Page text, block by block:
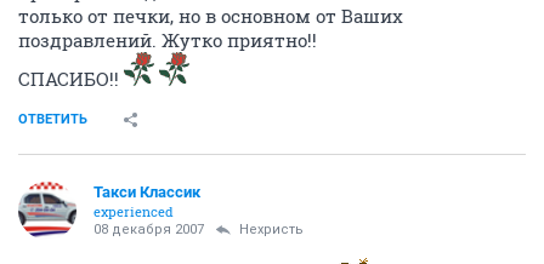
только от печки, но в основном от Ваших
поздравлений. Жутко приятно!!
СПАСИБО!!
ОТВЕТИТЬ
Такси Классик
experienced
08 декабря 2007 Нехристь